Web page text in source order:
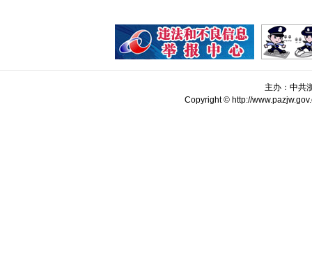
主办：中共
Copyright © http://